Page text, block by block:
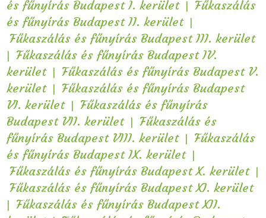
és fűnyírás Budapest I. kerület | Fűkaszálás
és fűnyírás Budapest II. kerület |
Fűkaszálás és fűnyírás Budapest III. kerület
| Fűkaszálás és fűnyírás Budapest IV.
kerület | Fűkaszálás és fűnyírás Budapest V.
kerület | Fűkaszálás és fűnyírás Budapest
VI. kerület | Fűkaszálás és fűnyírás
Budapest VII. kerület | Fűkaszálás és
fűnyírás Budapest VIII. kerület | Fűkaszálás
és fűnyírás Budapest IX. kerület |
Fűkaszálás és fűnyírás Budapest X. kerület |
Fűkaszálás és fűnyírás Budapest XI. kerület
| Fűkaszálás és fűnyírás Budapest XII.